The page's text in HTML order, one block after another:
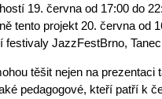
19. června od 17:00 do
tento projekt 20. června od
festivaly JazzFestBrno,
těšit nejen na
pedagogové, kteří patří k